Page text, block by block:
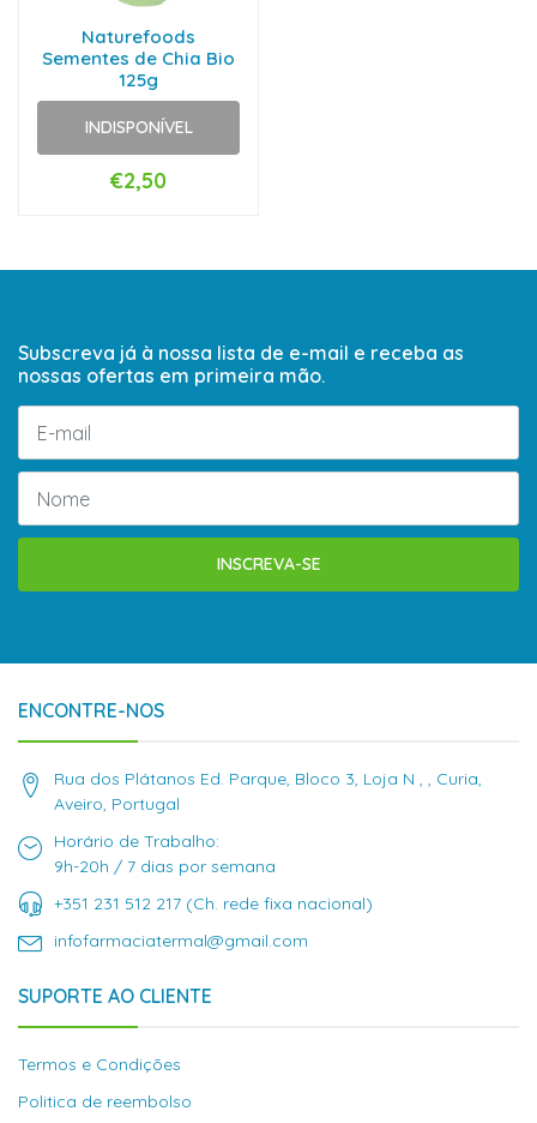
Naturefoods
Sementes de Chia Bio
125g
INDISPONÍVEL
€2,50
Subscreva já à nossa lista de e-mail e receba as
nossas ofertas em primeira mão.
INSCREVA-SE
ENCONTRE-NOS
Rua dos Plátanos Ed. Parque, Bloco 3, Loja N , , Curia,
Aveiro, Portugal
Horário de Trabalho:
9h-20h / 7 dias por semana
+351 231 512 217 (Ch. rede fixa nacional)
infofarmaciatermal@gmail.com
SUPORTE AO CLIENTE
Termos e Condições
Politica de reembolso